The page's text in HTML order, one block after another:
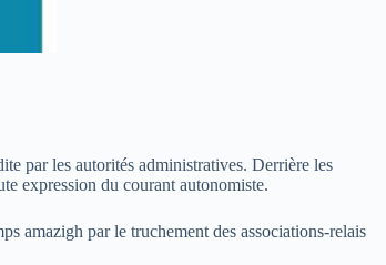
par les autorités administratives. Derrière les
expression du courant autonomiste.
amazigh par le truchement des associations-relais